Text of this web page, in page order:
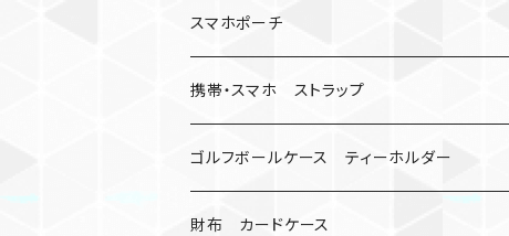
キーケース
人形
忍者
ミイラ
キャンプ道具
ナット
アップルウォッチ
バックル
マッドマックス
スマホポーチ
携帯・スマホ ストラップ
ネックストラップ・ショルダーストラップ
ハンドストラップ
ゴルフボールケース ティーホルダー
ゴルフマーカー
財布 カードケース